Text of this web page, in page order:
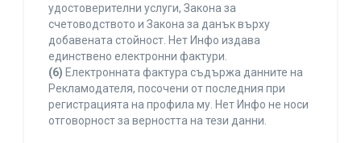
удостоверителни услуги, Закона за
счетоводството и Закона за данък върху
добавената стойност. Нет Инфо издава
единствено електронни фактури.
(6) Електронната фактура съдържа данните на
Рекламодателя, посочени от последния при
регистрацията на профила му. Нет Инфо не носи
отговорност за верността на тези данни.